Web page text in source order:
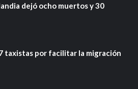
dejó ocho muertos y 30
taxistas por facilitar la migración